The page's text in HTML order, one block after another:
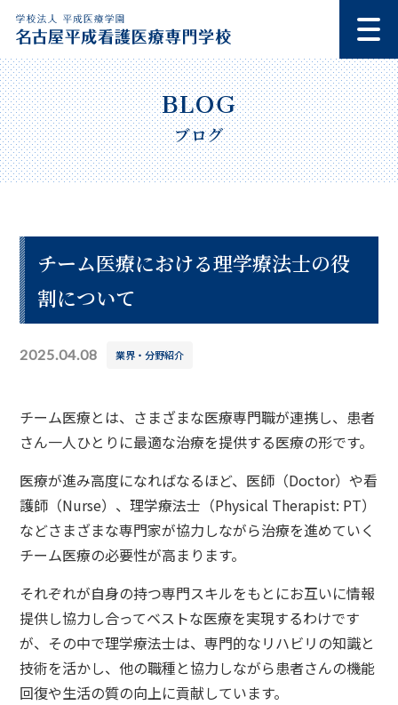
ブログ
チーム医療における理学療法士の役
割について
2025.04.08 業界・分野紹介
チーム医療とは、さまざまな医療専門職が連携し、患者
さん一人ひとりに最適な治療を提供する医療の形です。
医療が進み高度になればなるほど、医師（Doctor）や看
護師（Nurse）、理学療法士（Physical Therapist: PT）
などさまざまな専門家が協力しながら治療を進めていく
チーム医療の必要性が高まります。
それぞれが自身の持つ専門スキルをもとにお互いに情報
提供し協力し合ってベストな医療を実現するわけです
が、その中で理学療法士は、専門的なリハビリの知識と
技術を活かし、他の職種と協力しながら患者さんの機能
回復や生活の質の向上に貢献しています。